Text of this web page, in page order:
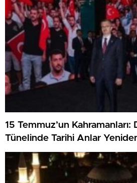
15 Temmuz’un Kahramanları:
Tünelinde Tarihi Anlar